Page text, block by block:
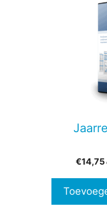
€14,75